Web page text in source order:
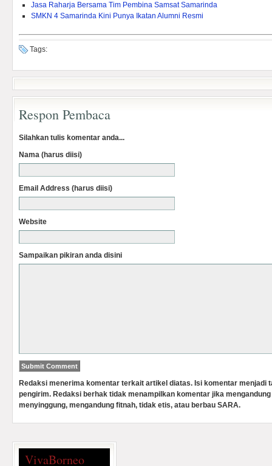
Jasa Raharja Bersama Tim Pembina Samsat Samarinda
SMKN 4 Samarinda Kini Punya Ikatan Alumni Resmi
Tags:
Respon Pembaca
Silahkan tulis komentar anda...
Nama (harus diisi)
Email Address (harus diisi)
Website
Sampaikan pikiran anda disini
Redaksi menerima komentar terkait artikel diatas. Isi komentar menjadi
pengirim. Redaksi berhak tidak menampilkan komentar jika
menyinggung, mengandung fitnah, tidak etis, atau berbau SARA.
VivaBorneo